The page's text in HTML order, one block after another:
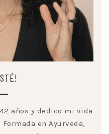
años y dedico mi vida
en Ayurveda,